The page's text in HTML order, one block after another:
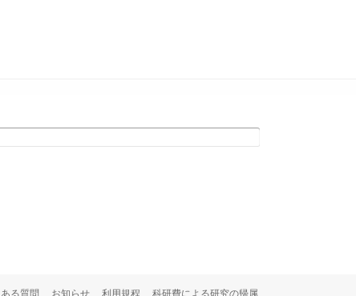
る質問 お知らせ 利用規程 科研費による研究の帰属